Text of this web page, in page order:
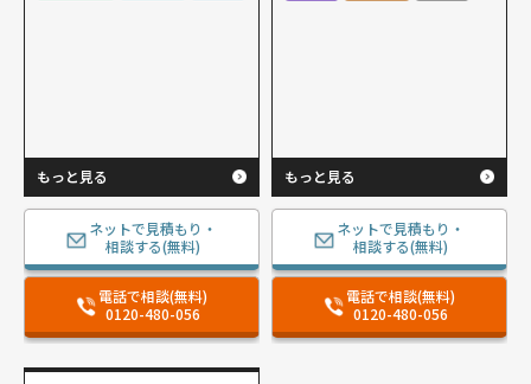
もっと見る
ネットで見積もり・
相談する(無料)
電話で相談(無料)
0120-480-056
もっと見る
ネットで見積もり・
相談する(無料)
電話で相談(無料)
0120-480-056